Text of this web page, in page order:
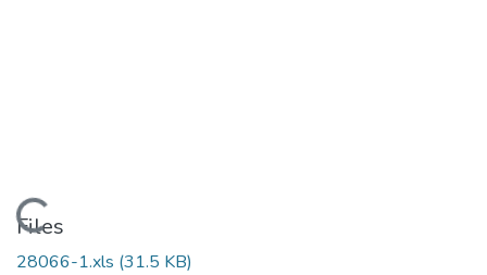
Loading...
Files
28066-1.xls (31.5 KB)